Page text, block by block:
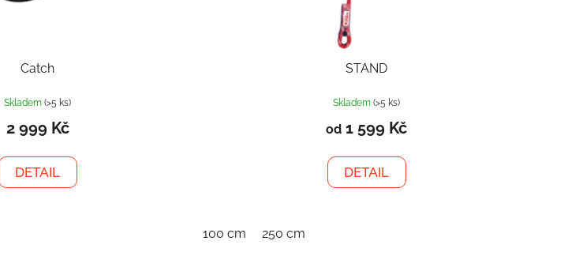
Catch
Skladem(>5 ks)
2 999 Kč
DETAIL
STAND
Skladem(>5 ks)
od 1 599 Kč
DETAIL
100 cm 250 cm